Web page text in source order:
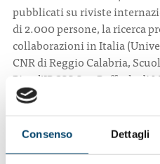
Consenso Dettagli
pubblicati su riviste
di 2.000 persone, la ricerca
collaborazioni in Italia
CNR di Reggio Calabria,
Pisa, l’IRCSS San Raffaele di
College London). E dalla
dovrebbe arrivare nelle
pubblicazione su Lancet